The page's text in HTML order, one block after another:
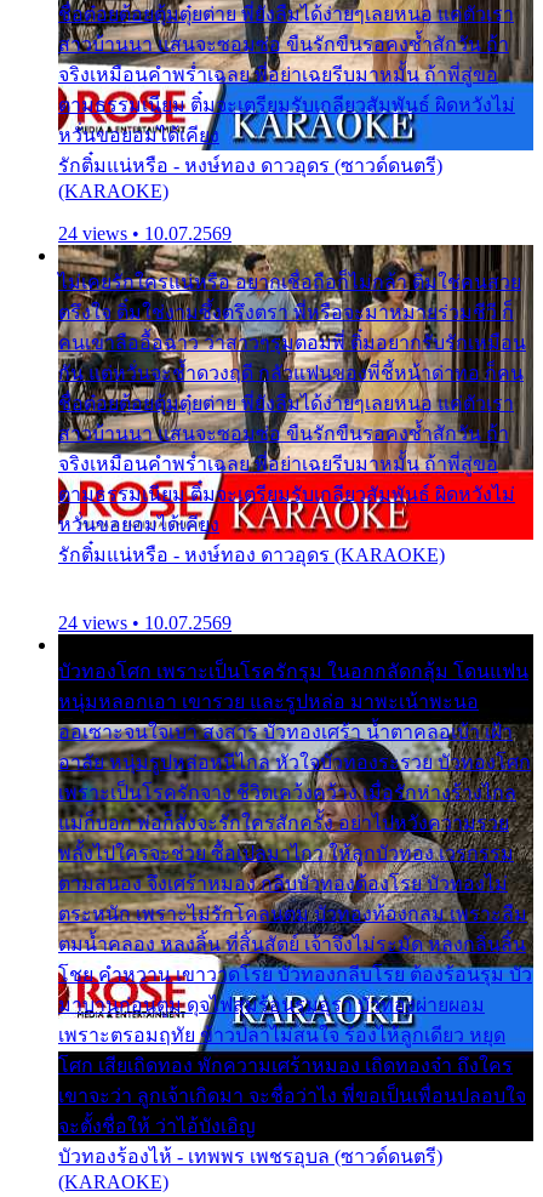
ชื่อต๋อยต้อยตุ้มตุ๋ยต่าย พี่ยังลืมได้ง่ายๆเลยหนอ แค่ตัวเรา
สาวบ้านนา แสนจะซอมซ่อ ขืนรักขืนรอคงช้ำสักวัน ถ้า
จริงเหมือนคำพร่ำเฉลย พี่อย่าเฉยรีบมาหมั้น ถ้าพี่สู่ขอ
ตามธรรมเนียม ติ๋มจะเตรียมรับเกลียวสัมพันธ์ ผิดหวังไม่
หวั่นขอยอมได้เคียง
รักติ๋มแน่หรือ - หงษ์ทอง ดาวอุดร (ซาวด์ดนตรี)
(KARAOKE)
24 views • 10.07.2569
ไม่เคยรักใครแน่หรือ อยากเชื่อถือก็ไม่กล้า ติ๋มใช่คนสวย
ตรึงใจ ติ๋มใช่งามซึ้งตรึงตรา พี่หรือจะมาหมายร่วมชีวี ก็
คนเขาลืออื้อฉาว ว่าสาวๆรุมตอมพี่ ติ๋มอยากรับรักเหมือน
กัน แต่หวั่นจะช้ำดวงฤดี กลัวแฟนของพี่ชี้หน้าด่าทอ ก็คน
ชื่อต๋อยต้อยตุ้มตุ๋ยต่าย พี่ยังลืมได้ง่ายๆเลยหนอ แค่ตัวเรา
สาวบ้านนา แสนจะซอมซ่อ ขืนรักขืนรอคงช้ำสักวัน ถ้า
จริงเหมือนคำพร่ำเฉลย พี่อย่าเฉยรีบมาหมั้น ถ้าพี่สู่ขอ
ตามธรรมเนียม ติ๋มจะเตรียมรับเกลียวสัมพันธ์ ผิดหวังไม่
หวั่นขอยอมได้เคียง
รักติ๋มแน่หรือ - หงษ์ทอง ดาวอุดร (KARAOKE)
24 views • 10.07.2569
บัวทองโศก เพราะเป็นโรครักรุม ในอกกลัดกลุ้ม โดนแฟน
หนุ่มหลอกเอา เขารวย และรูปหล่อ มาพะเน้าพะนอ
ออเซาะจนใจเบา สงสาร บัวทองเศร้า น้ำตาคลอเบ้า เฝ้า
อาลัย หนุ่มรูปหล่อหนีไกล หัวใจบัวทองระรวย บัวทองโศก
เพราะเป็นโรครักจาง ชีวิตเคว้งคว้าง เมื่อรักห่างร้างไกล
แม่ก็บอก พ่อก็สั่งจะรักใครสักครั้ง อย่าไปหวังความรวย
พลั้งไปใครจะช่วย ซื้อเปลมาไกว ให้ลูกบัวทอง เวรกรรม
ตามสนอง จึงเศร้าหมอง กลีบบัวทองต้องโรย บัวทองไม่
ตระหนัก เพราะไม่รักโคลนตม บัวทองท้องกลม เพราะลืม
ตมน้ำคลอง หลงลิ้น ที่สิ้นสัตย์ เจ้าจึงไม่ระมัด หลงกลิ่นลิ้น
โชย คำหวาน เขาวาดโรย บัวทองกลีบโรย ต้องร้อนรุม บัว
มาบานก่อนตูม ดุจไฟสุมร้อนรุมอุรา บัวทองผ่ายผอม
เพราะตรอมฤทัย ข้าวปลาไม่สนใจ ร้องไห้ลูกเดียว หยุด
โศก เสียเถิดทอง พักความเศร้าหมอง เถิดทองจ๋า ถึงใคร
เขาจะว่า ลูกเจ้าเกิดมา จะชื่อว่าไง พี่ขอเป็นเพื่อนปลอบใจ
จะตั้งชื่อให้ ว่าไอ้บังเอิญ
บัวทองร้องไห้ - เทพพร เพชรอุบล (ซาวด์ดนตรี)
(KARAOKE)